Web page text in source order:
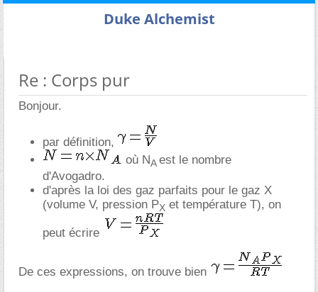
Duke Alchemist
Re : Corps pur
Bonjour.
par définition,
où NAest le nombre
d'Avogadro.
d'après la loi des gaz parfaits pour le gaz X
(volume V, pression PX et température T), on
peut écrire
De ces expressions, on trouve bien